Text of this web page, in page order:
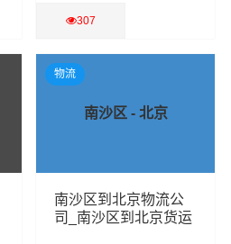
307
查看详细
南沙区 - 北京
南沙区到北京物流公
司_南沙区到北京货运
物流